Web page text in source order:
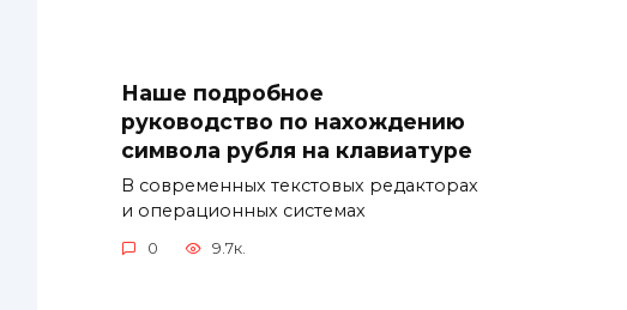
Наше подробное
руководство по нахождению
символа рубля на клавиатуре
В современных текстовых редакторах
и операционных системах
0 9.7к.